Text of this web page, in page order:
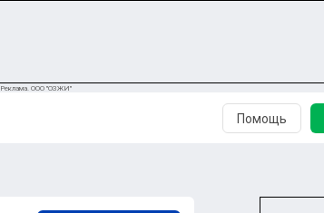
Реклама. ООО "ОЗЖИ"
Помощь